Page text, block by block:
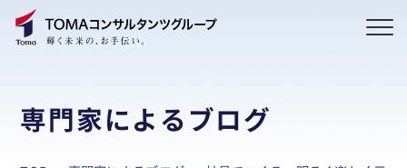
専門家によるブログ